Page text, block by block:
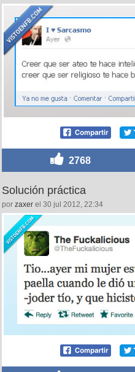
2768
Solución práctica
por zaxer el 30 jul 2012, 22:34